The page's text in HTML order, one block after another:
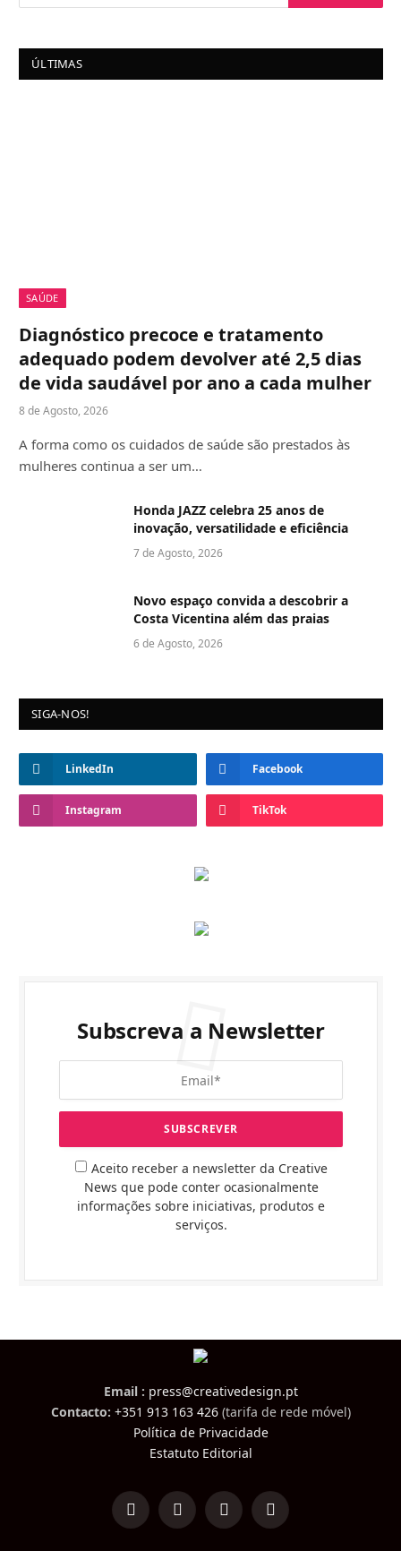
ÚLTIMAS
SAÚDE
Diagnóstico precoce e tratamento
adequado podem devolver até 2,5 dias
de vida saudável por ano a cada mulher
8 de Agosto, 2026
A forma como os cuidados de saúde são prestados às
mulheres continua a ser um…
Honda JAZZ celebra 25 anos de
inovação, versatilidade e eficiência
7 de Agosto, 2026
Novo espaço convida a descobrir a
Costa Vicentina além das praias
6 de Agosto, 2026
SIGA-NOS!
LinkedIn Facebook
Instagram TikTok
Subscreva a Newsletter
Aceito receber a newsletter da Creative
News que pode conter ocasionalmente
informações sobre iniciativas, produtos e
serviços.
Email : press@creativedesign.pt
Contacto: +351 913 163 426(tarifa de rede móvel)
Política de Privacidade
Estatuto Editorial
LinkedInFacebookInstagramTikTok